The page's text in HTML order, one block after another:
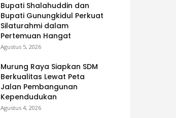
Bupati Shalahuddin dan
Bupati Gunungkidul Perkuat
Silaturahmi dalam
Pertemuan Hangat
Agustus 5, 2026
Murung Raya Siapkan SDM
Berkualitas Lewat Peta
Jalan Pembangunan
Kependudukan
Agustus 4, 2026